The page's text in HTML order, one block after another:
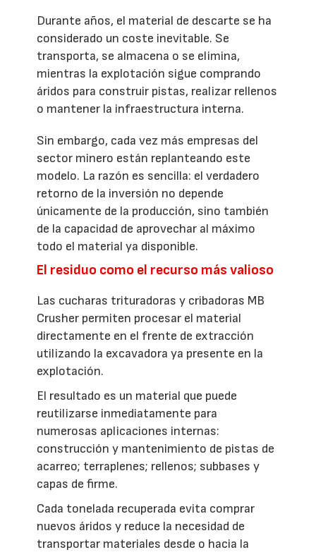
Durante años, el material de descarte se ha
considerado un coste inevitable. Se
transporta, se almacena o se elimina,
mientras la explotación sigue comprando
áridos para construir pistas, realizar rellenos
o mantener la infraestructura interna.
Sin embargo, cada vez más empresas del
sector minero están replanteando este
modelo. La razón es sencilla: el verdadero
retorno de la inversión no depende
únicamente de la producción, sino también
de la capacidad de aprovechar al máximo
todo el material ya disponible.
El residuo como el recurso más valioso
Las cucharas trituradoras y cribadoras MB
Crusher permiten procesar el material
directamente en el frente de extracción
utilizando la excavadora ya presente en la
explotación.
El resultado es un material que puede
reutilizarse inmediatamente para
numerosas aplicaciones internas:
construcción y mantenimiento de pistas de
acarreo; terraplenes; rellenos; subbases y
capas de firme.
Cada tonelada recuperada evita comprar
nuevos áridos y reduce la necesidad de
transportar materiales desde o hacia la